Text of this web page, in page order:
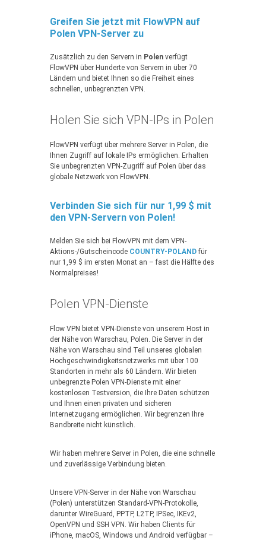
Greifen Sie jetzt mit FlowVPN auf
Polen VPN-Server zu
Zusätzlich zu den Servern in Polen verfügt
FlowVPN über Hunderte von Servern in über 70
Ländern und bietet Ihnen so die Freiheit eines
schnellen, unbegrenzten VPN.
Holen Sie sich VPN-IPs in Polen
FlowVPN verfügt über mehrere Server in Polen, die
Ihnen Zugriff auf lokale IPs ermöglichen. Erhalten
Sie unbegrenzten VPN-Zugriff auf Polen über das
globale Netzwerk von FlowVPN.
Verbinden Sie sich für nur 1,99 $ mit
den VPN-Servern von Polen!
Melden Sie sich bei FlowVPN mit dem VPN-
Aktions-/Gutscheincode COUNTRY-POLAND für
nur 1,99 $ im ersten Monat an – fast die Hälfte des
Normalpreises!
Polen VPN-Dienste
Flow VPN bietet VPN-Dienste von unserem Host in
der Nähe von Warschau, Polen. Die Server in der
Nähe von Warschau sind Teil unseres globalen
Hochgeschwindigkeitsnetzwerks mit über 100
Standorten in mehr als 60 Ländern. Wir bieten
unbegrenzte Polen VPN-Dienste mit einer
kostenlosen Testversion, die Ihre Daten schützen
und Ihnen einen privaten und sicheren
Internetzugang ermöglichen. Wir begrenzen Ihre
Bandbreite nicht künstlich.
Wir haben mehrere Server in Polen, die eine schnelle
und zuverlässige Verbindung bieten.
Unsere VPN-Server in der Nähe von Warschau
(Polen) unterstützen Standard-VPN-Protokolle,
darunter WireGuard, PPTP, L2TP, IPSec, IKEv2,
OpenVPN und SSH VPN. Wir haben Clients für
iPhone, macOS, Windows und Android verfügbar –